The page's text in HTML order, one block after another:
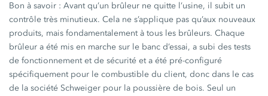
Bon àsavoir : Avant qu’un brûleur ne quitte l’usine, il subit un
contrôle très minutieux. Cela ne s’applique pas qu’aux nouveaux
produits, mais fondamentalement à tous les brûleurs. Chaque
brûleur a été mis en marche sur le banc d’essai, a subi des tests
de fonctionnement et de sécurité et a été pré-configuré
spécifiquement pour le combustible du client, donc dans le cas
de la société Schweiger pour la poussière de bois. Seul un